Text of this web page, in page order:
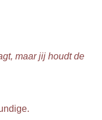
maar jij houdt de